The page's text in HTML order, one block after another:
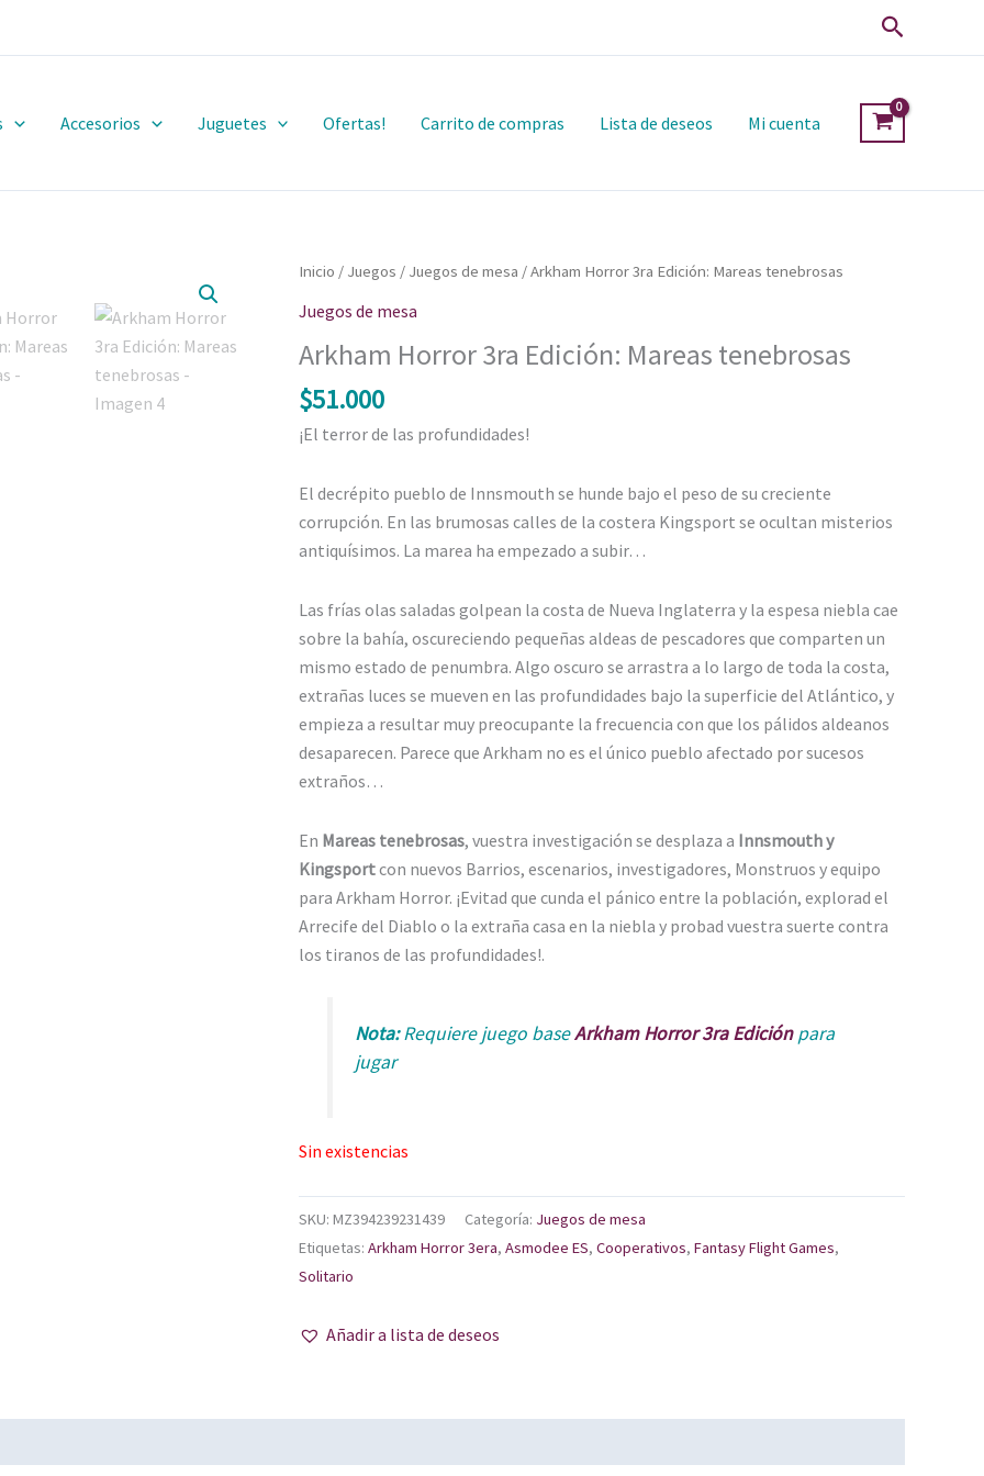
Buscar
Accesorios Juguetes Ofertas! Carrito de compras Lista de deseos Mi cuenta
Inicio / Juegos / Juegos de mesa / Arkham Horror 3ra Edición: Mareas tenebrosas
Juegos de mesa
Arkham Horror 3ra Edición: Mareas tenebrosas
$51.000
¡El terror de las profundidades!
El decrépito pueblo de Innsmouth se hunde bajo el peso de su creciente
corrupción. En las brumosas calles de la costera Kingsport se ocultan misterios
antiquísimos. La marea ha empezado a subir…
Las frías olas saladas golpean la costa de Nueva Inglaterra y la espesa niebla cae
sobre la bahía, oscureciendo pequeñas aldeas de pescadores que comparten un
mismo estado de penumbra. Algo oscuro se arrastra a lo largo de toda la costa,
extrañas luces se mueven en las profundidades bajo la superficie del Atlántico, y
empieza a resultar muy preocupante la frecuencia con que los pálidos aldeanos
desaparecen. Parece que Arkham no es el único pueblo afectado por sucesos
extraños…
En Mareas tenebrosas, vuestra investigación se desplaza a Innsmouth y
Kingsportcon nuevos Barrios, escenarios, investigadores, Monstruos y equipo
para Arkham Horror. ¡Evitad que cunda el pánico entre la población, explorad el
Arrecife del Diablo o la extraña casa en la niebla y probad vuestra suerte contra
los tiranos de las profundidades!.
Nota:Requiere juego baseArkham Horror 3ra Ediciónpara
jugar
Sin existencias
SKU: MZ394239231439 Categoría: Juegos de mesa
Etiquetas: Arkham Horror 3era, Asmodee ES, Cooperativos, Fantasy Flight Games,
Solitario
Añadir a lista de deseos